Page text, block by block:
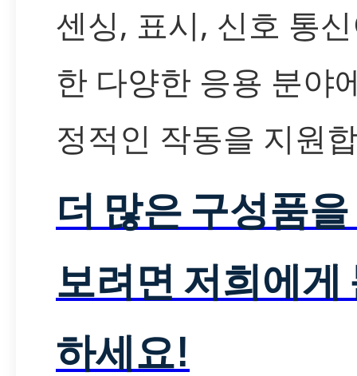
센싱, 표시, 신호 통
한 다양한 응용 분야
정적인 작동을 지원
더 많은 구성품
보려면 저희에게
하세요!